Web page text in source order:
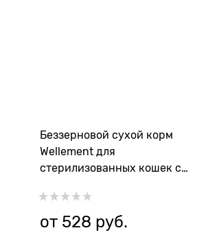
Беззерновой сухой корм
Wellement для
стерилизованных кошек с
Sterilized Cat Turkey with
Rabbit
от 528 руб.